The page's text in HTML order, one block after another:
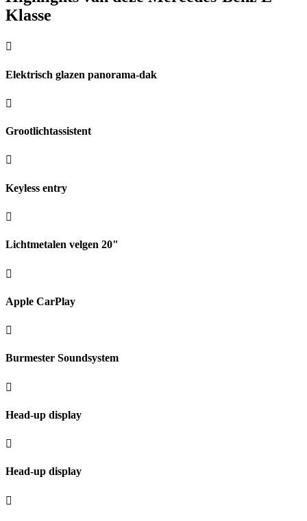
Klasse
Elektrisch glazen panorama-dak
Grootlichtassistent
Keyless entry
Lichtmetalen velgen 20"
Apple CarPlay
Burmester Soundsystem
Head-up display
Head-up display